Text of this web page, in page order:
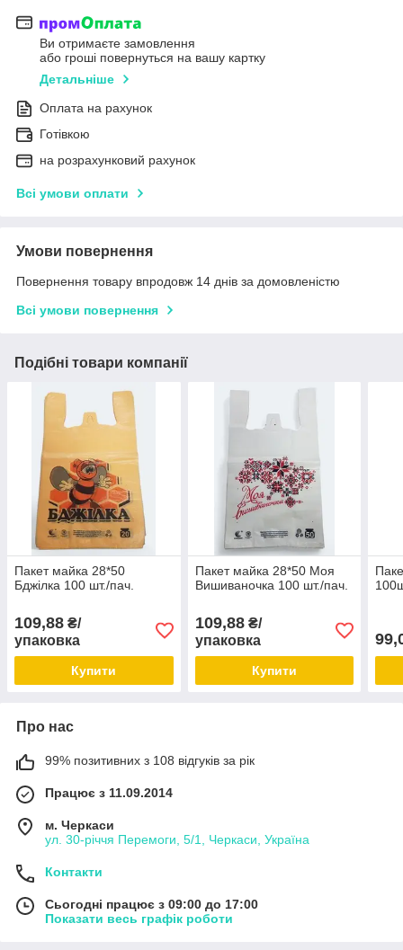
Ви отримаєте замовлення
або гроші повернуться на вашу картку
Детальніше
Оплата на рахунок
Готівкою
на розрахунковий рахунок
Всі умови оплати
Умови повернення
Повернення товару впродовж 14 днів за домовленістю
Всі умови повернення
Подібні товари компанії
Пакет майка 28*50
Бджілка 100 шт./пач.
109,88 ₴/
упаковка
Купити
Пакет майка 28*50 Моя
Вишиваночка 100 шт./пач.
109,88₴/
упаковка
Купити
Про нас
99% позитивних з 108 відгуків за рік
Працює з 11.09.2014
м. Черкаси
ул. 30-рiччя Перемоги, 5/1, Черкаси, Україна
Контакти
Сьогодні працює з 09:00 до 17:00
Показати весь графік роботи